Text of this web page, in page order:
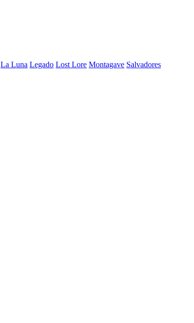
La Luna Legado Lost Lore Montagave Salvadores